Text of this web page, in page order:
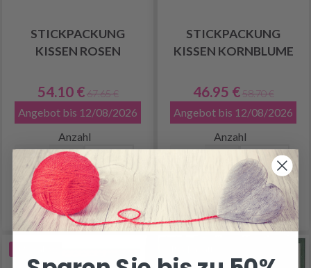
STICKPACKUNG
KISSEN ROSEN
54.10 € 67.65 €
Angebot bis 12/08/2026
Anzahl
In den Warenkorb
STICKPACKUNG
KISSEN KORNBLUME
46.95 € 58.70 €
Angebot bis 12/08/2026
Anzahl
In den Warenkorb